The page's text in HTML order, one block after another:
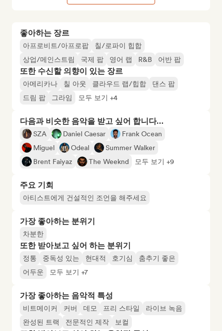
좋아하는 장르
아프로비트/아프로팝
칠/로파이 힙합
상업/메인스트림
국제 팝 영어 랩 R&B 어반 팝
또한 수신할 의향이 있는 장르
아메리카나 칠 아웃 클라우드 랩/힙합
댄스 팝
드림 팝
그라임 모두 보기 +4
다음과 비슷한 음악을 받고 싶어 합니다…
SZA Daniel Caesar
Frank Ocean
Miguel
Odeal
Summer Walker
Brent Faiyaz
The Weeknd 모두 보기 +9
주요 기회
아티스트에게 건설적인 조언을 해주세요
가장 좋아하는 분위기
차분한
또한 받아보고 싶어 하는 분위기
정통 중독성 있는 현대적 호기심
춤추기 좋은
어두운
모두 보기 +7
가장 좋아하는 음악적 특성
비트메이커 커버 데모 프리 스타일
라이브 녹음
완성된 트랙
전문적인 제작 보컬